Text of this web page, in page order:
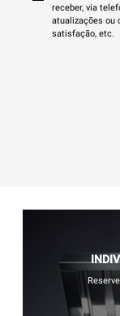
receber, via
atualizações ou
satisfação, etc.